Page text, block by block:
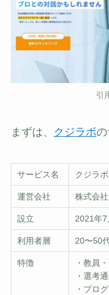
引
まずは、 クジラボの
サービス名 クジラボ
運営会社 株式会
設立 2021年7
利用者層 20〜50
特徴
・教員
・選考
・プロ